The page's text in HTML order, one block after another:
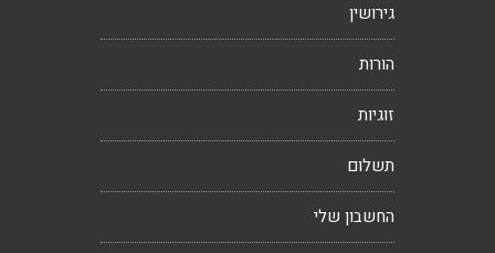
גירושין
הורות
זוגיות
תשלום
החשבון שלי